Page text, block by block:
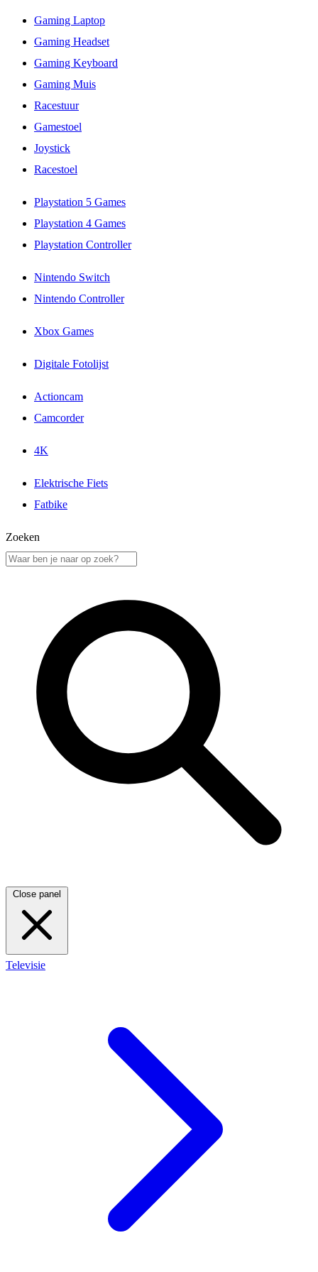
Gaming Laptop
Gaming Headset
Gaming Keyboard
Gaming Muis
Racestuur
Gamestoel
Joystick
Racestoel
Playstation 5 Games
Playstation 4 Games
Playstation Controller
Nintendo Switch
Nintendo Controller
Xbox Games
Digitale Fotolijst
Actioncam
Camcorder
4K
Elektrische Fiets
Fatbike
Zoeken
Close panel
Televisie